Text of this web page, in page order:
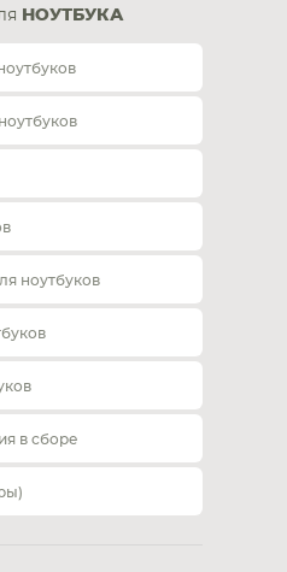
НОУТБУКА
ноутбуков
в сборе